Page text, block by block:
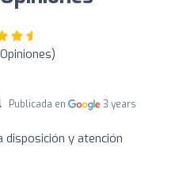
Publicada en
3 years
disposición y atención